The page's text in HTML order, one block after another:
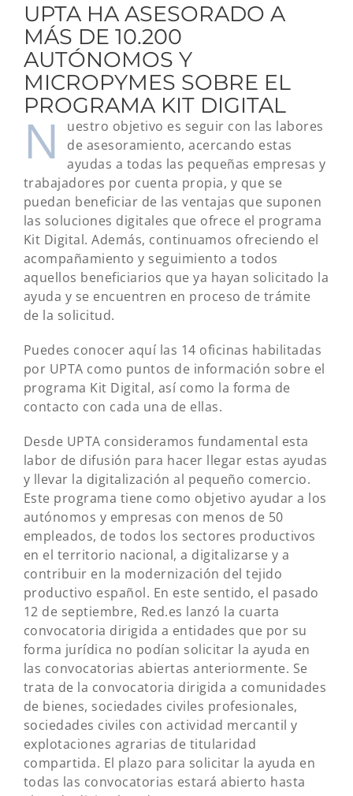
UPTA HA ASESORADO A
MÁS DE 10.200
AUTÓNOMOS Y
MICROPYMES SOBRE EL
PROGRAMA KIT DIGITAL
N
uestro objetivo es seguir con las labores
de asesoramiento, acercando estas
ayudas a todas las pequeñas empresas y
trabajadores por cuenta propia, y que se
puedan beneficiar de las ventajas que suponen
las soluciones digitales que ofrece el programa
Kit Digital. Además, continuamos ofreciendo el
acompañamiento y seguimiento a todos
aquellos beneficiarios que ya hayan solicitado la
ayuda y se encuentren en proceso de trámite
de la solicitud.
Puedes conocer aquí las 14 oficinas habilitadas
por UPTA como puntos de información sobre el
programa Kit Digital, así como la forma de
contacto con cada una de ellas.
Desde UPTA consideramos fundamental esta
labor de difusión para hacer llegar estas ayudas
y llevar la digitalización al pequeño comercio.
Este programa tiene como objetivo ayudar a los
autónomos y empresas con menos de 50
empleados, de todos los sectores productivos
en el territorio nacional, a digitalizarse y a
contribuir en la modernización del tejido
productivo español. En este sentido, el pasado
12 de septiembre, Red.es lanzó la cuarta
convocatoria dirigida a entidades que por su
forma jurídica no podían solicitar la ayuda en
las convocatorias abiertas anteriormente. Se
trata de la convocatoria dirigida a comunidades
de bienes, sociedades civiles profesionales,
sociedades civiles con actividad mercantil y
explotaciones agrarias de titularidad
compartida. El plazo para solicitar la ayuda en
todas las convocatorias estará abierto hasta